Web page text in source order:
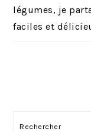
légumes, je
faciles et
Rechercher